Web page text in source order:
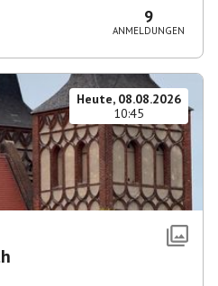
9
ANMELDUNGEN
Heute, 08.08.2026
10:45